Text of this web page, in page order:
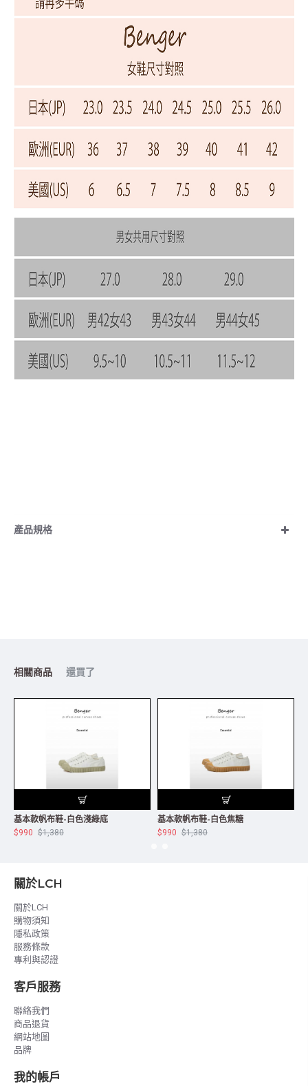
產品規格
相關商品 還買了
基本款帆布鞋-白色淺綠底
$990 $1,380
基本款帆布鞋-白色焦糖
$990 $1,380
關於LCH
關於LCH
購物須知
隱私政策
服務條款
專利與認證
客戶服務
聯絡我們
商品退貨
網站地圖
品牌
我的帳戶